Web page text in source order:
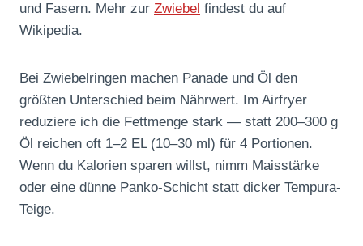
und Fasern. Mehr zur Zwiebel findest du auf
Wikipedia.
Bei Zwiebelringen machen Panade und Öl den
größten Unterschied beim Nährwert. Im Airfryer
reduziere ich die Fettmenge stark — statt 200–300 g
Öl reichen oft 1–2 EL (10–30 ml) für 4 Portionen.
Wenn du Kalorien sparen willst, nimm Maisstärke
oder eine dünne Panko-Schicht statt dicker Tempura-
Teige.